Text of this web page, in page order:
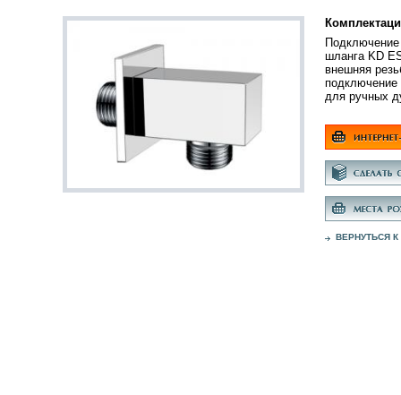
шланга KD
внешняя
для ручных
ВЕРНУТЬСЯ К